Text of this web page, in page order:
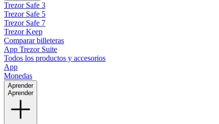
Trezor Safe 3
Trezor Safe 5
Trezor Safe 7
Trezor Keep
Comparar billeteras
App Trezor Suite
Todos los productos y accesorios
App
Monedas
Aprender
Aprender